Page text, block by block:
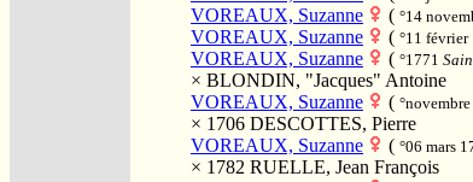
VOREAUX, Suzanne
( °14
VOREAUX, Suzanne
( °11 février
VOREAUX, Suzanne
( °1771
× BLONDIN, "Jacques" Antoine
VOREAUX, Suzanne
(
× 1706 DESCOTTES, Pierre
VOREAUX, Suzanne
( °06 mars
× 1782 RUELLE, Jean François